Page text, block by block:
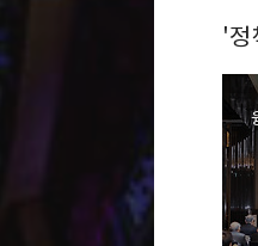
'정